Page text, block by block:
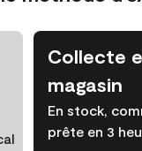
Collecte
magasin
En stock,
prête en 3